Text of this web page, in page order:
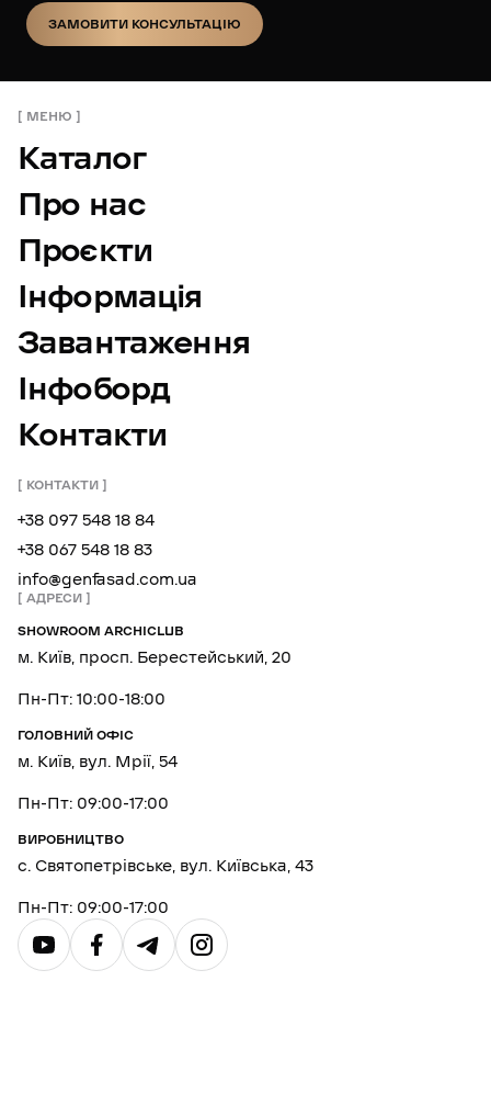
ЗАМОВИТИ КОНСУЛЬТАЦІЮ
МЕНЮ
Каталог
Про нас
Проєкти
Інформація
Завантаження
Інфоборд
Контакти
КОНТАКТИ
+38 097 548 18 84
+38 067 548 18 83
info@genfasad.com.ua
АДРЕСИ
SHOWROOM ARCHICLUB
м. Київ, просп. Берестейський, 20
Пн-Пт: 10:00-18:00
ГОЛОВНИЙ ОФІС
м. Київ, вул. Мрії, 54
Пн-Пт: 09:00-17:00
ВИРОБНИЦТВО
с. Святопетрівське, вул. Київська, 43
Пн-Пт: 09:00-17:00